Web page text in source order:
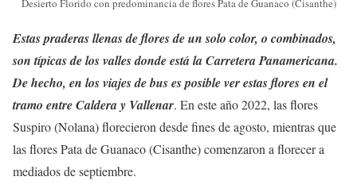
Desierto Florido con predominancia de flores Pata de Guanaco (Cisanthe)
Estas praderas llenas de flores de un solo color, o combinados,
son típicas de los valles donde está la Carretera Panamericana.
De hecho, en los viajes de bus es posible ver estas flores en el
tramo entre Caldera y Vallenar. En este año 2022, las flores
Suspiro (Nolana) florecieron desde fines de agosto, mientras que
las flores Pata de Guanaco (Cisanthe) comenzaron a florecer a
mediados de septiembre.